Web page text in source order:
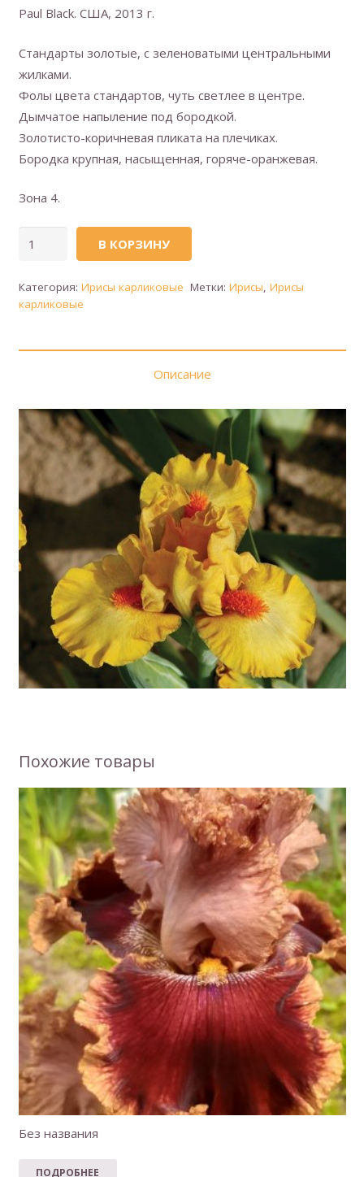
Paul Black. США, 2013 г.
Стандарты золотые, с зеленоватыми центральными
жилками.
Фолы цвета стандартов, чуть светлее в центре.
Дымчатое напыление под бородкой.
Золотисто-коричневая пликата на плечиках.
Бородка крупная, насыщенная, горяче-оранжевая.
Зона 4.
Gold
В КОРЗИНУ
Категория: Ирисы карликовые Метки: Ирисы, Ирисы
карликовые
Описание
Похожие товары
Без названия
ПОДРОБНЕЕ